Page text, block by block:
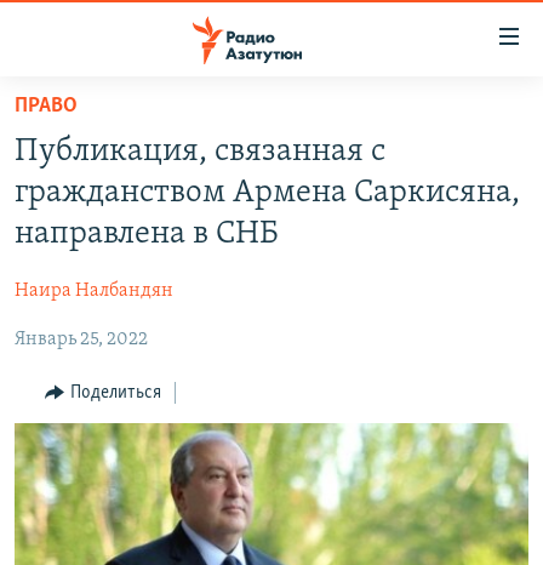
Перейти
основному
содержанию
Перейти
основной
навигации
Перейти
поиску
ГЛАВНАЯ
НОВОСТИ
ПОЛИТИКА
ЭКОНОМИКА
РЕГИОН
НАГОРНЫЙ КАРАБАХ
КУЛЬТУРА
СПОРТ
АРХИВ
ПРАВО
Публикация, связанная с
гражданством Армена Саркисяна,
направлена в СНБ
Наира Налбандян
Январь 25, 2022
Поделиться